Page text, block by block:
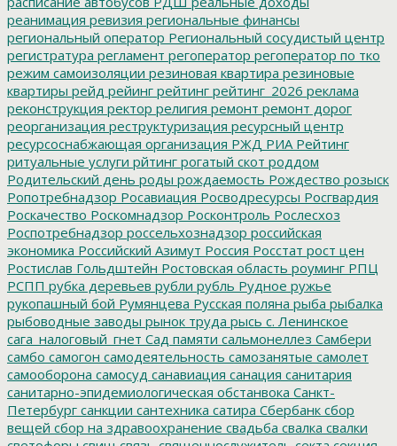
реанимация ревизия региональные финансы
региональный оператор Региональный сосудистый центр
регистратура регламент регоператор регоператор по тко
режим самоизоляции резиновая квартира резиновые
квартиры рейд рейинг рейтинг рейтинг_2026 реклама
реконструкция ректор религия ремонт ремонт дорог
реорганизация реструктуризация ресурсный центр
ресурсоснабжающая организация РЖД РИА Рейтинг
ритуальные услуги рйтинг рогатый скот роддом
Родительский день роды рождаемость Рождество розыск
Ропотребнадзор Росавиация Росводресурсы Росгвардия
Роскачество Роскомнадзор Росконтроль Рослесхоз
Роспотребнадзор россельхознадзор российская
экономика Российский Азимут Россия Росстат рост цен
Ростислав Гольдштейн Ростовская область роуминг РПЦ
РСПП рубка деревьев рубли рубль Рудное ружье
рукопашный бой Румянцева Русская поляна рыба рыбалка
рыбоводные заводы рынок труда рысь с. Ленинское
сага_налоговый_гнет Сад памяти сальмонеллез Самбери
самбо самогон самодеятельность самозанятые самолет
самооборона самосуд санавиация санация санитария
санитарно-эпидемиологическая обстанвока Санкт-
Петербург санкции сантехника сатира Сбербанк сбор
вещей сбор на здравоохранение свадьба свалка свалки